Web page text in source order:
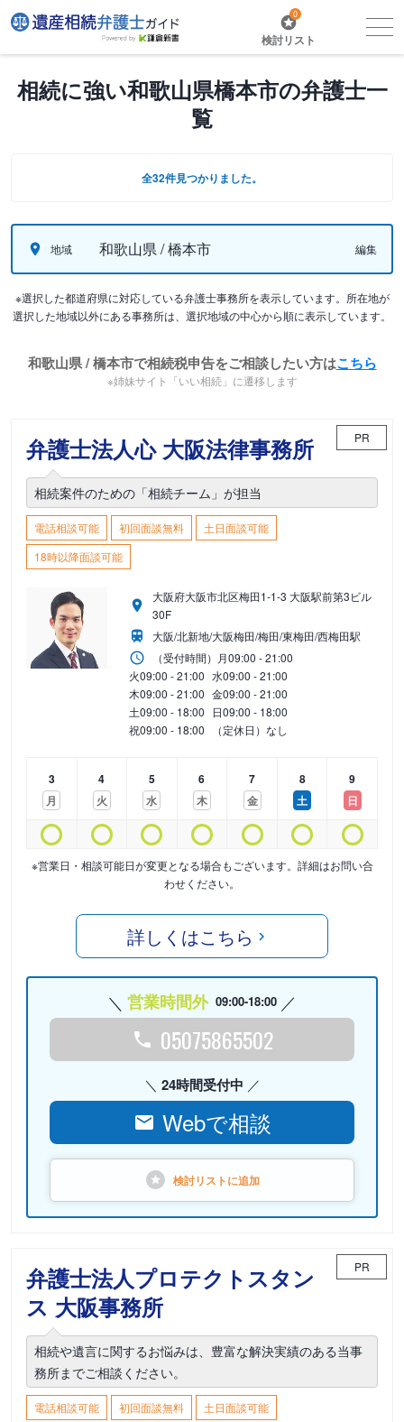
0
検討リスト
相続に強い和歌山県橋本市の弁護士一
覧
全32件見つかりました。
地域 和歌山県 / 橋本市 編集
※選択した都道府県に対応している弁護士事務所を表示しています。所在地が
選択した地域以外にある事務所は、選択地域の中心から順に表示しています。
和歌山県 / 橋本市で相続税申告をご相談したい方はこちら
※姉妹サイト「いい相続」に遷移します
弁護士法人心 大阪法律事務所 PR
相続案件のための「相続チーム」が担当
電話相談可能 初回面談無料
土日面談可能
18時以降面談可能
大阪府大阪市北区梅田1-1-3 大阪駅前第3ビル
30F
大阪/北新地/大阪梅田/梅田/東梅田/西梅田駅
（受付時間） 月09:00 - 21:00
火09:00 - 21:00 水09:00 - 21:00
木09:00 - 21:00 金09:00 - 21:00
土09:00 - 18:00 日09:00 - 18:00
祝09:00 - 18:00 （定休日）なし
3
月
4
火
5
水
6
木
7
金
8
土
9
日
※営業日・相談可能日が変更となる場合もございます。詳細はお問い合
わせください。
詳しくはこちら
営業時間外 09:00-18:00
05075865502
24時間受付中
Webで相談
検討リストに追加
弁護士法人プロテクトスタン
ス 大阪事務所
PR
相続や遺言に関するお悩みは、豊富な解決実績のある当事
務所までご相談ください。
電話相談可能 初回面談無料
土日面談可能